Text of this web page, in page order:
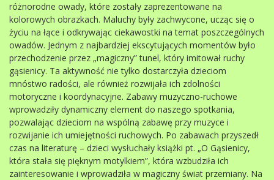
różnorodne owady, które zostały zaprezentowane na
kolorowych obrazkach. Maluchy były zachwycone, ucząc się o
życiu na łące i odkrywając ciekawostki na temat poszczególnych
owadów. Jednym z najbardziej ekscytujących momentów było
przechodzenie przez „magiczny” tunel, który imitował ruchy
gąsienicy. Ta aktywność nie tylko dostarczyła dzieciom
mnóstwo radości, ale również rozwijała ich zdolności
motoryczne i koordynacyjne. Zabawy muzyczno-ruchowe
wprowadziły dynamiczny element do naszego spotkania,
pozwalając dzieciom na wspólną zabawę przy muzyce i
rozwijanie ich umiejętności ruchowych. Po zabawach przyszedł
czas na literaturę – dzieci wysłuchały książki pt. „O Gąsienicy,
która stała się pięknym motylkiem”, która wzbudziła ich
zainteresowanie i wprowadziła w magiczny świat przemiany. Na